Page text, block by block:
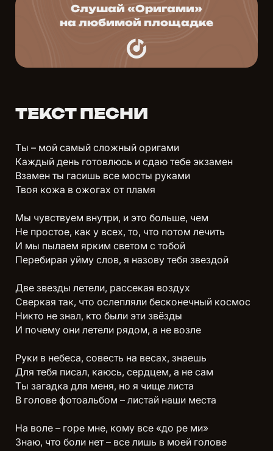
Слушай «Оригами»
на любимой площадке
ТЕКСТ ПЕСНИ
Ты – мой самый сложный оригами
Каждый день готовлюсь и сдаю тебе экзамен
Взамен ты гасишь все мосты руками
Твоя кожа в ожогах от пламя
Мы чувствуем внутри, и это больше, чем
Не простое, как у всех, то, что потом лечить
И мы пылаем ярким светом с тобой
Перебирая уйму слов, я назову тебя звездой
Две звезды летели, рассекая воздух
Сверкая так, что ослепляли бесконечный космос
Никто не знал, кто были эти звёзды
И почему они летели рядом, а не возле
Руки в небеса, совесть на весах, знаешь
Для тебя писал, каюсь, сердцем, а не сам
Ты загадка для меня, но я чище листа
В голове фотоальбом – листай наши места
На воле – горе мне, кому все «до ре ми»
Знаю, что боли нет – все лишь в моей голове